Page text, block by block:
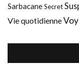
SarbacaneSecret
Vie quotidienne